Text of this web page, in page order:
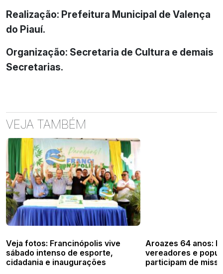
Realização: Prefeitura Municipal de Valença
do Piauí.
Organização: Secretaria de Cultura e demais
Secretarias.
VEJA TAMBÉM
Veja fotos: Francinópolis vive
sábado intenso de esporte,
cidadania e inaugurações
Aroazes 64 anos:
vereadores e
participam de